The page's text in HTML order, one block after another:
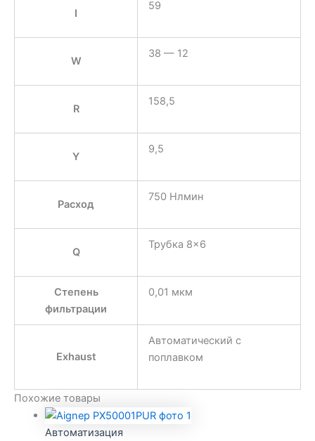
I
59
W
38 — 12
R
158,5
Y
9,5
Расход
750 Нлмин
Q
Трубка 8×6
Степень
фильтрации
0,01 мкм
Exhaust
Автоматический с
поплавком
Похожие товары
Автоматизация